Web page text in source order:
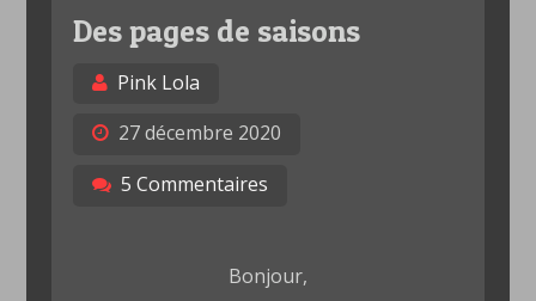
Des pages de saisons
Pink Lola
27 décembre 2020
5 Commentaires
Bonjour,